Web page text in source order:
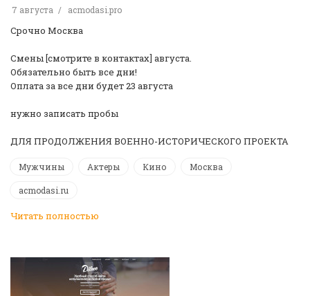
7 августа acmodasi.pro
️Срочно Москва️
Смены [смотрите в контактах] августа.
Обязательно быть все дни!
️Оплата за все дни будет 23 августа️
нужно записать пробы
ДЛЯ ПРОДОЛЖЕНИЯ ВОЕННО-ИСТОРИЧЕСКОГО ПРОЕКТА
Мужчины Актеры Кино Москва
acmodasi.ru
Читать полностью